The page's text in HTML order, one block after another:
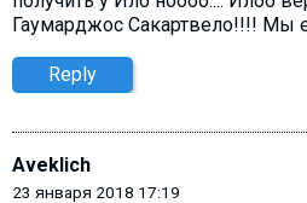
Гаумарджос Сакартвело!!!! Мы
Reply
Aveklich
23 января 2018 17:19